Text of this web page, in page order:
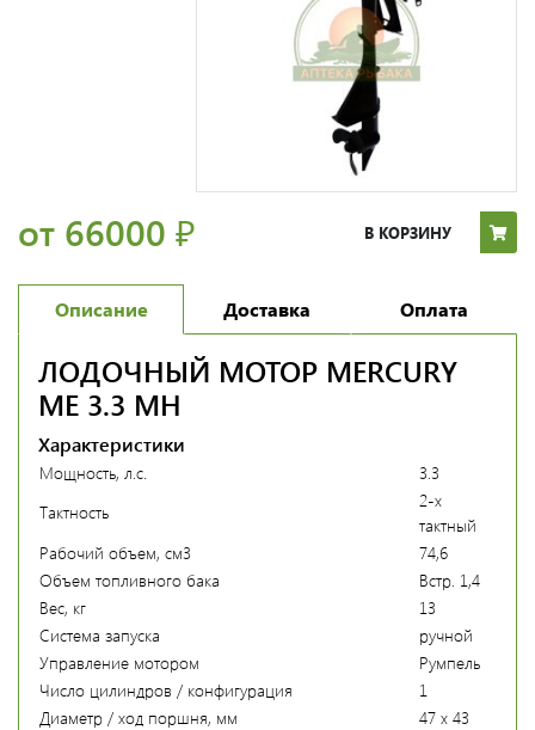
от 66000 ₽ В КОРЗИНУ
Описание Доставка Оплата
ЛОДОЧНЫЙ МОТОР MERCURY
ME 3.3 MH
Характеристики
Мощность, л.с.
3.3
Тактность
2-х
тактный
Рабочий объем, см3
74,6
Объем топливного бака
Встр. 1,4
Вес, кг
13
Система запуска
ручной
Управление мотором
Румпель
Число цилиндров / конфигурация
1
Диаметр / ход поршня, мм
47 х 43